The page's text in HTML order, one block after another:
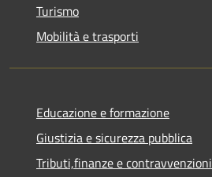
Turismo
Mobilità e trasporti
Educazione e formazione
Giustizia e sicurezza pubblica
Tributi,finanze e contravvenzioni